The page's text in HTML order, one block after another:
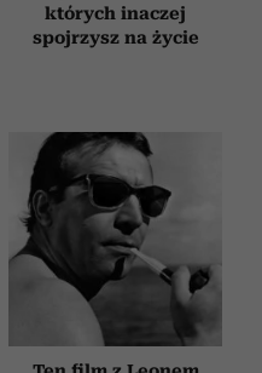
których inaczej
spojrzysz na życie